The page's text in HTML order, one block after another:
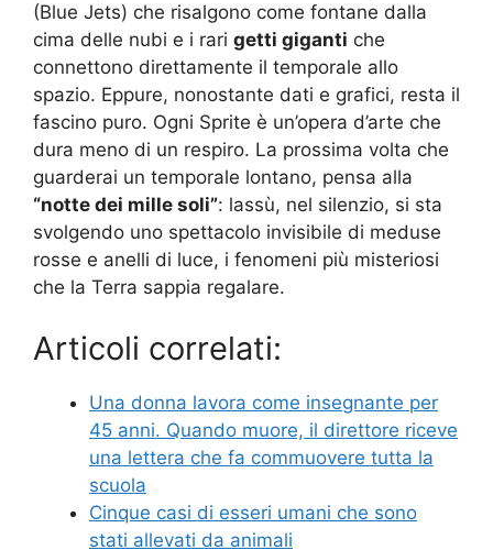
(Blue Jets) che risalgono come fontane dalla
cima delle nubi e i rari getti giganti che
connettono direttamente il temporale allo
spazio. Eppure, nonostante dati e grafici, resta il
fascino puro. Ogni Sprite è un’opera d’arte che
dura meno di un respiro. La prossima volta che
guarderai un temporale lontano, pensa alla
“notte dei mille soli”: lassù, nel silenzio, si sta
svolgendo uno spettacolo invisibile di meduse
rosse e anelli di luce, i fenomeni più misteriosi
che la Terra sappia regalare.
Articoli correlati:
Una donna lavora come insegnante per
45 anni. Quando muore, il direttore riceve
una lettera che fa commuovere tutta la
scuola
Cinque casi di esseri umani che sono
stati allevati da animali